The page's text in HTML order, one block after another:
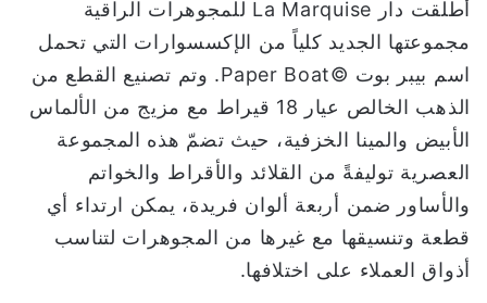
ل
ر
ي
ك
ت
ر
أطلقت دار La Marquise للمجوهرات الراقية
مجموعتها الجديد كلياً من الإكسسوارات التي تحمل
اسم بيبر بوت ©Paper Boat. وتم تصنيع القطع من
الذهب الخالص عيار 18 قيراط مع مزيج من الألماس
الأبيض والمينا الخزفية، حيث تضمّ هذه المجموعة
العصرية توليفةً من القلائد والأقراط والخواتم
والأساور ضمن أربعة ألوان فريدة، يمكن ارتداء أي
قطعة وتنسيقها مع غيرها من المجوهرات لتناسب
أذواق العملاء على اختلافها.